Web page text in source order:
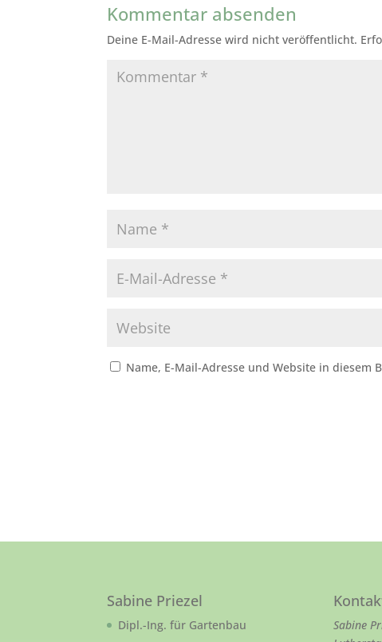
Kommentar absenden
Deine E-Mail-Adresse wird nicht veröffentlicht.
Name, E-Mail-Adresse und Website in
Sabine Priezel
Dipl.-Ing. für Gartenbau
Sabine